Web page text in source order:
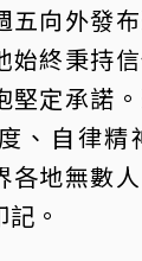
五向外發
始終秉持
堅定承諾
、自律精
各地無數
。